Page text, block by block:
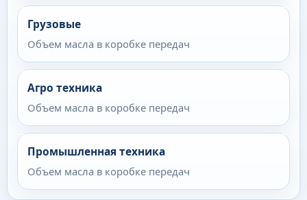
Грузовые
Объем масла в коробке передач
Агро техника
Объем масла в коробке передач
Промышленная техника
Объем масла в коробке передач